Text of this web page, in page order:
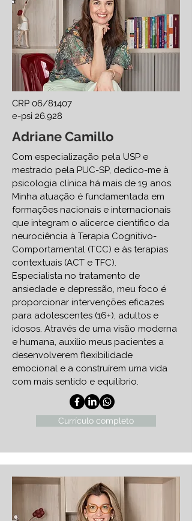
CRP 06/81407
e-psi 26.928
Adriane Camillo
Com especialização pela USP e
mestrado pela PUC-SP, dedico-me à
psicologia clínica há mais de 19 anos.
Minha atuação é fundamentada em
formações nacionais e internacionais
que integram o alicerce científico da
neurociência à Terapia Cognitivo-
Comportamental (TCC) e às terapias
contextuais (ACT e TFC).
Especialista no tratamento de
ansiedade e depressão, meu foco é
proporcionar intervenções eficazes
para adolescentes (16+), adultos e
idosos. Através de uma visão moderna
e humana, auxilio meus pacientes a
desenvolverem flexibilidade
emocional e a construírem uma vida
com mais sentido e equilíbrio.
Currículo completo